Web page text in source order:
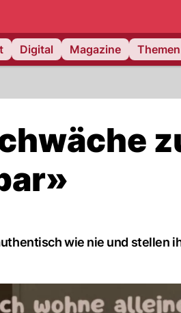
Digital Magazine Themen
wie nie und stellen